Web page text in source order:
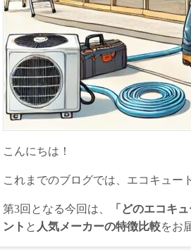
こんにちは！
これまでのブログでは、エコキュー
第3回となる今回は、 「どのエコキ
ント と 人気メーカーの特徴比較をお